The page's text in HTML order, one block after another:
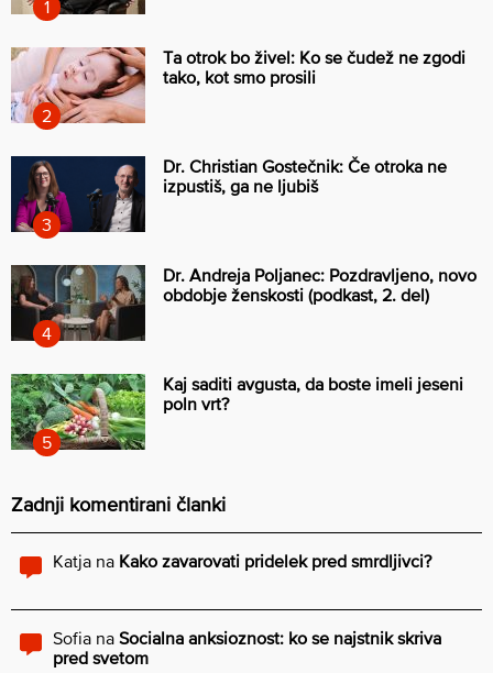
Ta otrok bo živel: Ko se čudež ne zgodi
tako, kot smo prosili
Dr. Christian Gostečnik: Če otroka ne
izpustiš, ga ne ljubiš
Dr. Andreja Poljanec: Pozdravljeno, novo
obdobje ženskosti (podkast, 2. del)
Kaj saditi avgusta, da boste imeli jeseni
poln vrt?
Zadnji komentirani članki
Katja na Kako zavarovati pridelek pred smrdljivci?
Sofia na Socialna anksioznost: ko se najstnik skriva
pred svetom